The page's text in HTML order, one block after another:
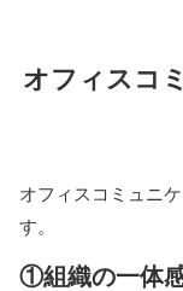
オフィスコ
オフィスコミュニ
す。
①組織の一体